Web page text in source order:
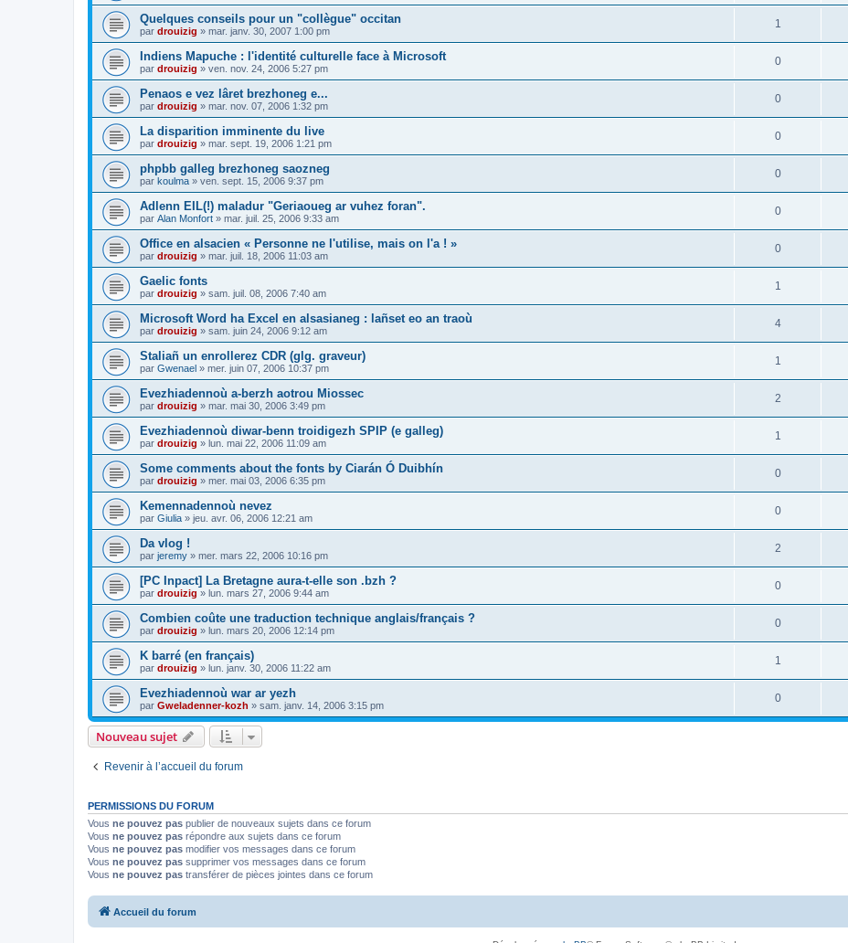
Quelques conseils pour un "collègue" occitan
par drouizig » mar. janv. 30, 2007 1:00 pm
1
Indiens Mapuche : l'identité culturelle face à Microsoft
par drouizig » ven. nov. 24, 2006 5:27 pm
0
Penaos e vez lâret brezhoneg e...
par drouizig » mar. nov. 07, 2006 1:32 pm
0
La disparition imminente du live
par drouizig » mar. sept. 19, 2006 1:21 pm
0
phpbb galleg brezhoneg saozneg
par koulma » ven. sept. 15, 2006 9:37 pm
0
Adlenn EIL(!) maladur "Geriaoueg ar vuhez foran".
par Alan Monfort » mar. juil. 25, 2006 9:33 am
0
Office en alsacien « Personne ne l'utilise, mais on l'a ! »
par drouizig » mar. juil. 18, 2006 11:03 am
0
Gaelic fonts
par drouizig » sam. juil. 08, 2006 7:40 am
1
Microsoft Word ha Excel en alsasianeg : lañset eo an traoù
par drouizig » sam. juin 24, 2006 9:12 am
4
Staliañ un enrollerez CDR (glg. graveur)
par Gwenael » mer. juin 07, 2006 10:37 pm
1
Evezhiadennoù a-berzh aotrou Miossec
par drouizig » mar. mai 30, 2006 3:49 pm
2
Evezhiadennoù diwar-benn troidigezh SPIP (e galleg)
par drouizig » lun. mai 22, 2006 11:09 am
1
Some comments about the fonts by Ciarán Ó Duibhín
par drouizig » mer. mai 03, 2006 6:35 pm
0
Kemennadennoù nevez
par Giulia » jeu. avr. 06, 2006 12:21 am
0
Da vlog !
par jeremy » mer. mars 22, 2006 10:16 pm
2
[PC Inpact] La Bretagne aura-t-elle son .bzh ?
par drouizig » lun. mars 27, 2006 9:44 am
0
Combien coûte une traduction technique anglais/français ?
par drouizig » lun. mars 20, 2006 12:14 pm
0
K barré (en français)
par drouizig » lun. janv. 30, 2006 11:22 am
1
Evezhiadennoù war ar yezh
par Gweladenner-kozh » sam. janv. 14, 2006 3:15 pm
0
Nouveau sujet
Revenir à l’accueil du forum
PERMISSIONS DU FORUM
Vous ne pouvez pas publier de nouveaux sujets dans ce forum
Vous ne pouvez pas répondre aux sujets dans ce forum
Vous ne pouvez pas modifier vos messages dans ce forum
Vous ne pouvez pas supprimer vos messages dans ce forum
Vous ne pouvez pas transférer de pièces jointes dans ce forum
Accueil du forum